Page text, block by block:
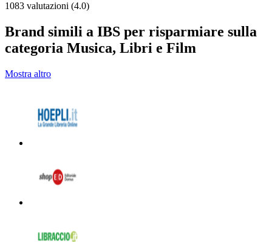
1083 valutazioni (4.0)
Brand simili a IBS per risparmiare sulla
categoria Musica, Libri e Film
Mostra altro